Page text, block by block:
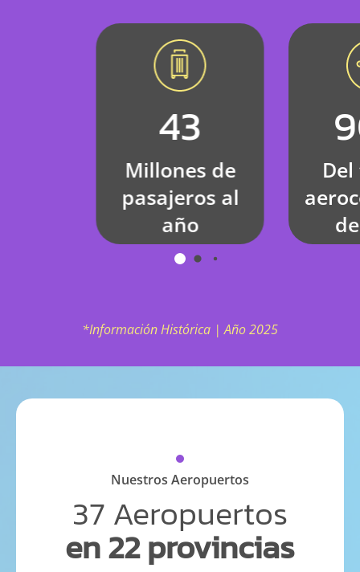
43
Millones de
pasajeros al
año
*Información Histórica | Año 2025
Nuestros Aeropuertos
37 Aeropuertos
en 22 provincias